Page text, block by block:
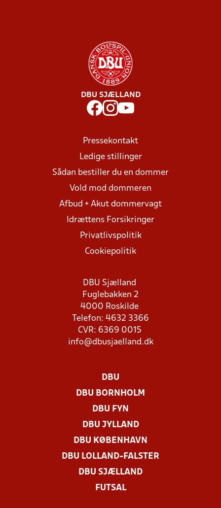
DBU SJÆLLAND
Pressekontakt
Ledige stillinger
Sådan bestiller du en dommer
Vold mod dommeren
Afbud + Akut dommervagt
Idrættens Forsikringer
Privatlivspolitik
Cookiepolitik
DBU Sjælland
Fuglebakken 2
4000 Roskilde
Telefon: 4632 3366
CVR: 6369 0015
info@dbusjaelland.dk
DBU
DBU BORNHOLM
DBU FYN
DBU JYLLAND
DBU KØBENHAVN
DBU LOLLAND-FALSTER
DBU SJÆLLAND
FUTSAL